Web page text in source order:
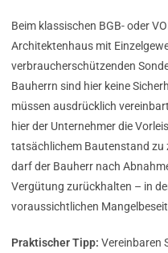
Beim klassischen BGB- oder
Architektenhaus mit
verbraucherschützenden
Bauherrn sind hier keine
müssen ausdrücklich
hier der Unternehmer die
tatsächlichem Bautenstand zu
darf der Bauherr nach
Vergütung zurückhalten – in
voraussichtlichen
Praktischer Tipp: Vereinbaren